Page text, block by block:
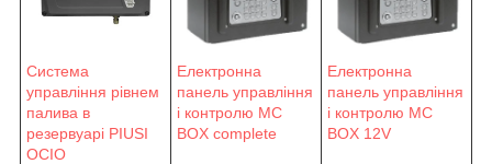
Система
управління рівнем
палива в
резервуарі PIUSI
OCIO
Електронна
панель управління
і контролю MC
BOX complete
Електронна
панель управління
і контролю MC
BOX 12V